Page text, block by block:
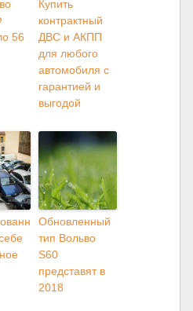
56
Купить
контрактный
ДВС и АКПП
для любого
автомобиля с
гарантией и
выгодой
Обновленный
тип Вольво
S60
представят в
2018